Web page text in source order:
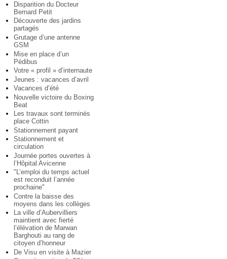
Disparition du Docteur
Bernard Petit
Découverte des jardins
partagés
Grutage d’une antenne
GSM
Mise en place d’un
Pédibus
Votre « profil » d’internaute
Jeunes : vacances d’avril
Vacances d’été
Nouvelle victoire du Boxing
Beat
Les travaux sont terminés
place Cottin
Stationnement payant
Stationnement et
circulation
Journée portes ouvertes à
l’Hôpital Avicenne
"L’emploi du temps actuel
est reconduit l’année
prochaine"
Contre la baisse des
moyens dans les collèges
La ville d’Aubervilliers
maintient avec fierté
l’élévation de Marwan
Barghouti au rang de
citoyen d’honneur
De Visu en visite à Mazier